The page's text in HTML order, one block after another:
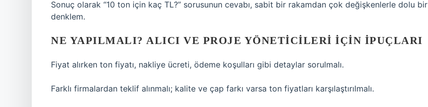
Sonuç olarak “10 ton için kaç TL?” sorusunun cevabı, sabit bir rakamdan çok değişkenlerle dolu bir
denklem.
NE YAPILMALI? ALICI VE PROJE YÖNETICILERI İÇIN İPUÇLARI
Fiyat alırken ton fiyatı, nakliye ücreti, ödeme koşulları gibi detaylar sorulmalı.
Farklı firmalardan teklif alınmalı; kalite ve çap farkı varsa ton fiyatları karşılaştırılmalı.